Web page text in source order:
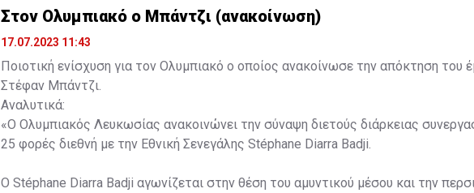
Στον Ολυμπιακό ο Μπάντζι (ανακοίνωση)
17.07.2023 11:43
Ποιοτική ενίσχυση για τον Ολυμπιακό ο οποίος ανακοίνωσε την απόκτηση του
Στέφαν Μπάντζι.
Αναλυτικά:
«Ο Ολυμπιακός Λευκωσίας ανακοινώνει την σύναψη διετούς διάρκειας
25 φορές διεθνή με την Εθνική Σενεγάλης Stéphane Diarra Badji.
Ο Stéphane Diarra Badji αγωνίζεται στην θέση του αμυντικού μέσου και την